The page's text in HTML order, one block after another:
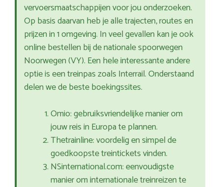
vervoersmaatschappijen voor jou onderzoeken.
Op basis daarvan heb je alle trajecten, routes en
prijzen in 1 omgeving. In veel gevallen kan je ook
online bestellen bij de nationale spoorwegen
Noorwegen (VY). Een hele interessante andere
optie is een treinpas zoals Interrail. Onderstaand
delen we de beste boekingssites.
Omio: gebruiksvriendelijke manier om
jouw reis in Europa te plannen.
Thetrainline: voordelig en simpel de
goedkoopste treintickets vinden.
NSinternational.com: eenvoudigste
manier om internationale treinreizen te